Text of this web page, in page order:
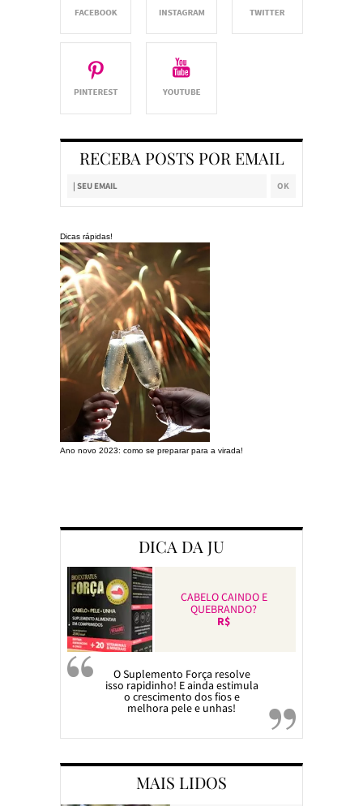
RECEBA POSTS POR EMAIL
Dicas rápidas!
Ano novo 2023: como se preparar para a virada!
DICA DA JU
CABELO CAINDO E
QUEBRANDO?
R$
O Suplemento Força resolve
isso rapidinho! E ainda estimula
o crescimento dos fios e
melhora pele e unhas!
MAIS LIDOS